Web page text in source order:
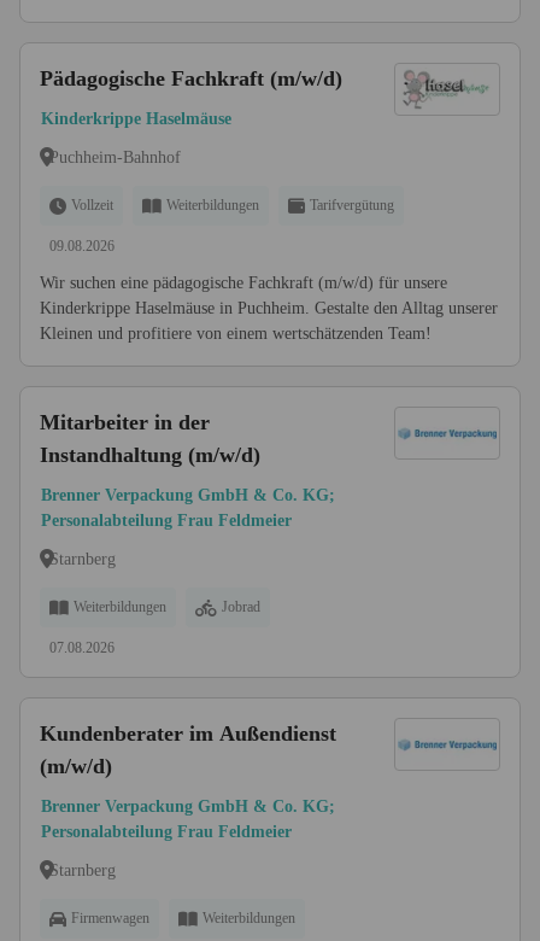
Pädagogische Fachkraft (m/w/d)
Kinderkrippe Haselmäuse
Puchheim-Bahnhof
Vollzeit Weiterbildungen Tarifvergütung
09.08.2026
Wir suchen eine pädagogische Fachkraft (m/w/d) für unsere
Kinderkrippe Haselmäuse in Puchheim. Gestalte den Alltag unserer
Kleinen und profitiere von einem wertschätzenden Team!
Mitarbeiter in der
Instandhaltung (m/w/d)
Brenner Verpackung GmbH & Co. KG;
Personalabteilung Frau Feldmeier
Starnberg
Weiterbildungen Jobrad
07.08.2026
Kundenberater im Außendienst
(m/w/d)
Brenner Verpackung GmbH & Co. KG;
Personalabteilung Frau Feldmeier
Starnberg
Firmenwagen Weiterbildungen